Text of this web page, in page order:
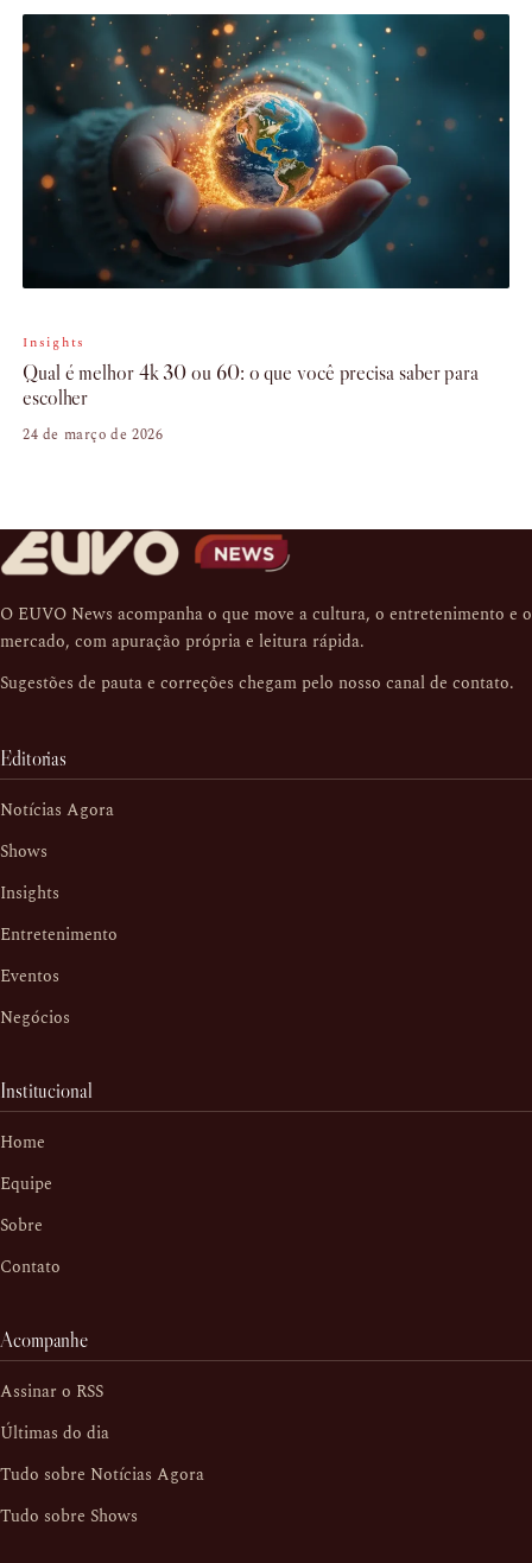
Insights
Qual é melhor 4k 30 ou 60: o que você precisa saber para
escolher
24 de março de 2026
O EUVO News acompanha o que move a cultura, o entretenimento e o
mercado, com apuração própria e leitura rápida.
Sugestões de pauta e correções chegam pelo nosso canal de contato.
Editorias
Notícias Agora
Shows
Insights
Entretenimento
Eventos
Negócios
Institucional
Home
Equipe
Sobre
Contato
Acompanhe
Assinar o RSS
Últimas do dia
Tudo sobre Notícias Agora
Tudo sobre Shows